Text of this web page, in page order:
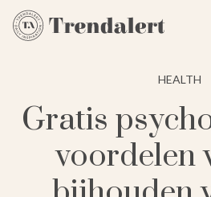
HEALTH
Gratis
voordelen